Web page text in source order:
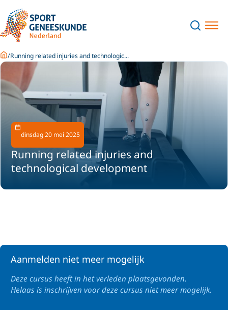
Running related injuries and
technological development
dinsdag 20 mei 2025
HomeRunning related injuries and technologic...
Aanmelden niet meer mogelijk
Deze cursus heeft in het verleden plaatsgevonden.
Helaas is inschrijven voor deze cursus niet meer mogelijk.